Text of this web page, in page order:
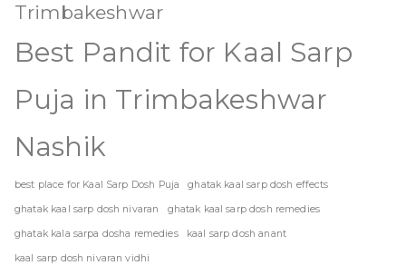
Trimbakeshwar
Best Pandit for Kaal Sarp
Puja in Trimbakeshwar
Nashik
best place for Kaal Sarp Dosh Puja ghatak kaal sarp dosh effects
ghatak kaal sarp dosh nivaran ghatak kaal sarp dosh remedies
ghatak kala sarpa dosha remedies kaal sarp dosh anant
kaal sarp dosh nivaran vidhi